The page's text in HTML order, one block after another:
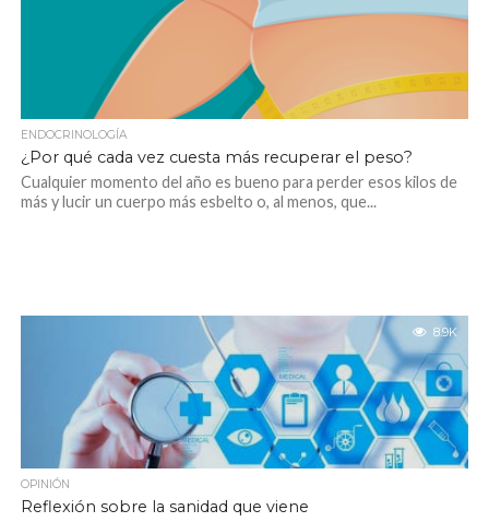
ENDOCRINOLOGÍA
¿Por qué cada vez cuesta más recuperar el peso?
Cualquier momento del año es bueno para perder esos kilos de
más y lucir un cuerpo más esbelto o, al menos, que...
8.9K
OPINIÓN
Reflexión sobre la sanidad que viene